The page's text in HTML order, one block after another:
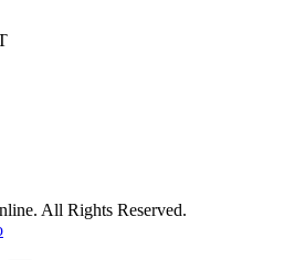
All Rights Reserved.